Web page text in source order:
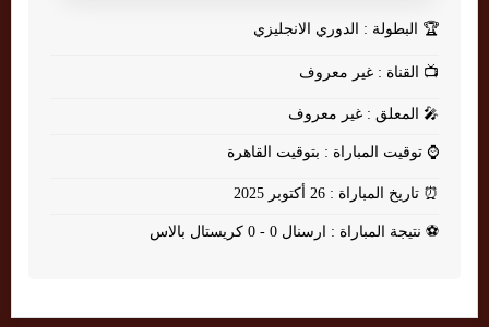
🏆 البطولة : الدوري الانجليزي
📺 القناة : غير معروف
🎤 المعلق : غير معروف
⌚ توقيت المباراة : بتوقيت القاهرة
⏰ تاريخ المباراة : 26 أكتوبر 2025
⚽ نتيجة المباراة : ارسنال 0 - 0 كريستال بالاس